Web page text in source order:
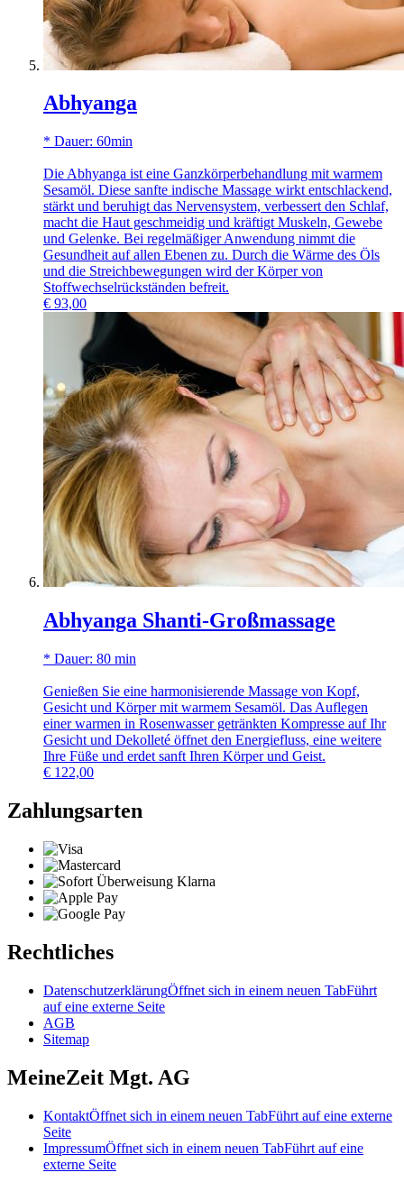
Abhyanga
* Dauer: 60min
Die Abhyanga ist eine Ganzkörperbehandlung mit warmem
Sesamöl. Diese sanfte indische Massage wirkt entschlackend,
stärkt und beruhigt das Nervensystem, verbessert den Schlaf,
macht die Haut geschmeidig und kräftigt Muskeln, Gewebe
und Gelenke. Bei regelmäßiger Anwendung nimmt die
Gesundheit auf allen Ebenen zu. Durch die Wärme des Öls
und die Streichbewegungen wird der Körper von
Stoffwechselrückständen befreit.
€ 93,00
Abhyanga Shanti-Großmassage
* Dauer: 80 min
Genießen Sie eine harmonisierende Massage von Kopf,
Gesicht und Körper mit warmem Sesamöl. Das Auflegen
einer warmen in Rosenwasser getränkten Kompresse auf Ihr
Gesicht und Dekolleté öffnet den Energiefluss, eine weitere
Ihre Füße und erdet sanft Ihren Körper und Geist.
€ 122,00
Zahlungsarten
Rechtliches
DatenschutzerklärungÖffnet sich in einem neuen TabFührt
auf eine externe Seite
AGB
Sitemap
MeineZeit Mgt. AG
KontaktÖffnet sich in einem neuen TabFührt auf eine externe
Seite
ImpressumÖffnet sich in einem neuen TabFührt auf eine
externe Seite